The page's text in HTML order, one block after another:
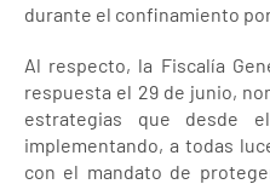
durante el confinamiento
Al respecto, la Fiscalía
respuesta el 29 de junio,
estrategias que desde
implementando, a todas
con el mandato de